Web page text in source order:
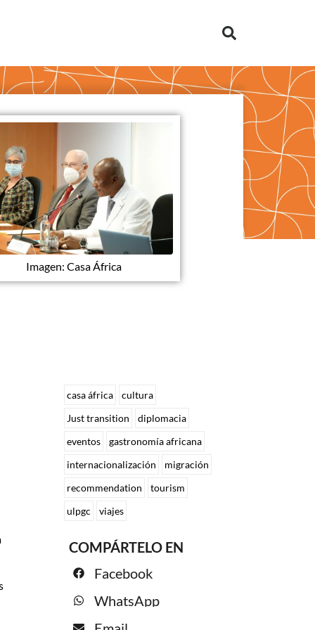
Imagen: Casa África
casa áfrica
cultura
Just transition
diplomacia
eventos
gastronomía africana
internacionalización
migración
recommendation
tourism
ulpgc
viajes
COMPÁRTELO EN
Facebook
WhatsApp